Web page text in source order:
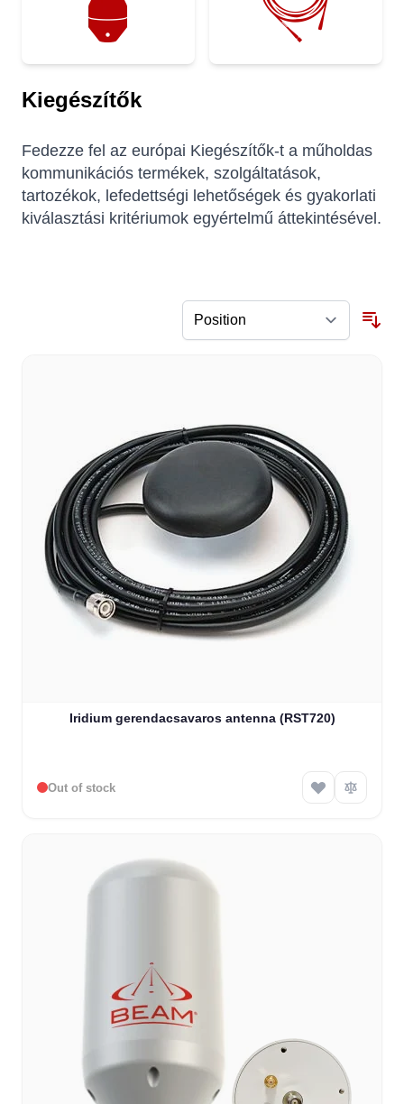
Kiegészítők
Fedezze fel az európai Kiegészítők-t a műholdas
kommunikációs termékek, szolgáltatások,
tartozékok, lefedettségi lehetőségek és gyakorlati
kiválasztási kritériumok egyértelmű áttekintésével.
Iridium gerendacsavaros antenna (RST720)
Out of stock